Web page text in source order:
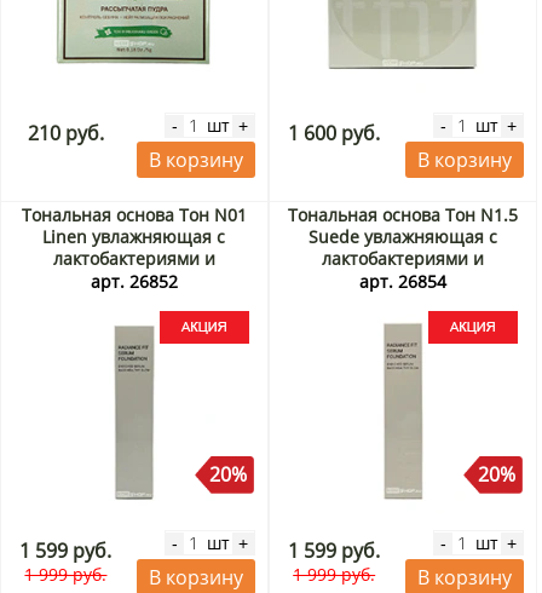
210 руб. - шт +
В корзину
1 600 руб. - шт +
В корзину
Тональная основа Тон N01
Linen увлажняющая с
лактобактериями и
экстрактом центеллы
Foundation Tfit, Корея, 30 г
Акция
арт. 26852
20%
1 599 руб.
1 999 руб.
- шт +
В корзину
Тональная основа Тон N1.5
Suede увлажняющая с
лактобактериями и
экстрактом центеллы
Foundation Tfit, Корея, 30 г
Акция
арт. 26854
20%
1 599 руб.
1 999 руб.
- шт +
В корзину